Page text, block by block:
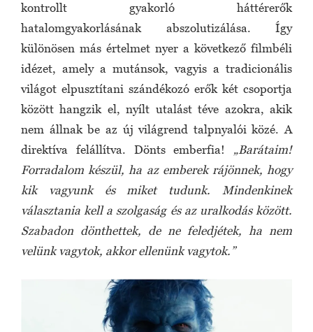
kontrollt gyakorló háttérerők
hatalomgyakorlásának abszolutizálása. Így
különösen más értelmet nyer a következő filmbéli
idézet, amely a mutánsok, vagyis a tradicionális
világot elpusztítani szándékozó erők két csoportja
között hangzik el, nyílt utalást téve azokra, akik
nem állnak be az új világrend talpnyalói közé. A
direktíva felállítva. Dönts emberfia! „Barátaim!
Forradalom készül, ha az emberek rájönnek, hogy
kik vagyunk és miket tudunk. Mindenkinek
választania kell a szolgaság és az uralkodás között.
Szabadon dönthettek, de ne feledjétek, ha nem
velünk vagytok, akkor ellenünk vagytok.”